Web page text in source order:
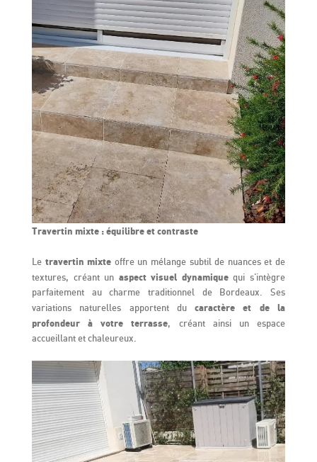
Travertin mixte : équilibre et contraste
Le travertin mixte offre un mélange subtil de nuances et de
textures, créant un aspect visuel dynamiquequi s'intègre
parfaitement au charme traditionnel de Bordeaux. Ses
variations naturelles apportent ducaractère et de la
profondeur à votre terrasse, créant ainsi un espace
accueillant et chaleureux.